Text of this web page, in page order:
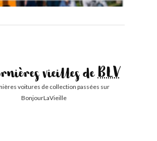
vieilles deBLV
voitures de collection passées sur
BonjourLaVieille